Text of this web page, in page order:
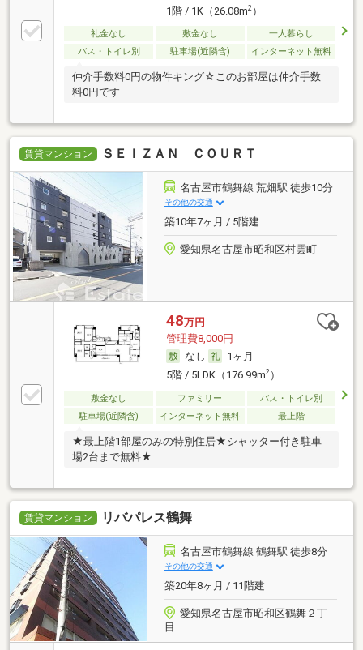
1階 / 1K（26.08m2）
礼金なし 敷金なし
一人暮らし
バス・トイレ別
駐車場(近隣含) インターネット無料
仲介手数料0円の物件キング☆このお部屋は仲介手数
料0円です
賃貸マンション ＳＥＩＺＡＮ ＣＯＵＲＴ
名古屋市鶴舞線 荒畑駅 徒歩10分
その他の交通
築10年7ヶ月 / 5階建
愛知県名古屋市昭和区村雲町
48万円
管理費8,000円
なし
1ヶ月
5階 / 5LDK（176.99m2）
敷金なし ファミリー
バス・トイレ別
駐車場(近隣含)
インターネット無料 最上階
★最上階1部屋のみの特別住居★シャッター付き駐車
場2台まで無料★
賃貸マンション リバパレス鶴舞
名古屋市鶴舞線 鶴舞駅 徒歩8分
その他の交通
築20年8ヶ月 / 11階建
愛知県名古屋市昭和区鶴舞２丁
目